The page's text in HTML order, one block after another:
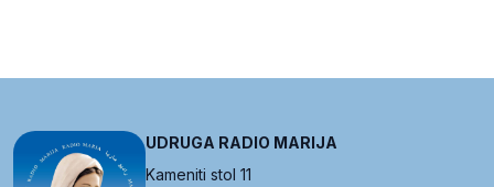
UDRUGA RADIO MARIJA
Kameniti stol 11